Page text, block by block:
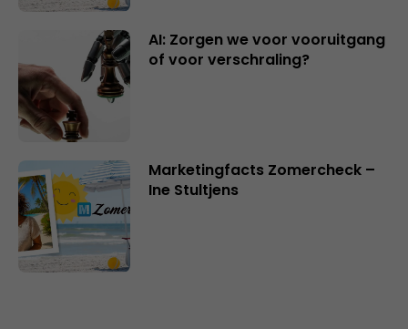
AI: Zorgen we voor vooruitgang
of voor verschraling?
Marketingfacts Zomercheck –
Ine Stultjens